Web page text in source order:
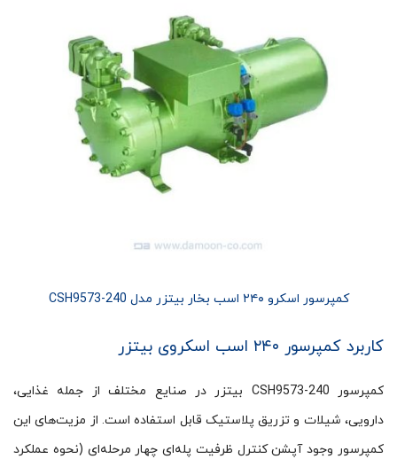
کمپرسور اسکرو ۲۴۰ اسب بخار بیتزر مدل CSH9573-240
کاربرد کمپرسور ۲۴۰ اسب اسکروی بیتزر
کمپرسور CSH9573-240 بیتزر در صنایع مختلف از جمله غذایی،
دارویی، شیلات و تزریق پلاستیک قابل استفاده است. از مزیت‌های این
کمپرسور وجود آپشن کنترل ظرفیت پله‌ای چهار مرحله‌ای (نحوه عملکرد